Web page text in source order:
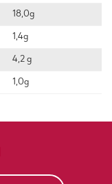
18,0g
1,4g
4,2 g
1,0g